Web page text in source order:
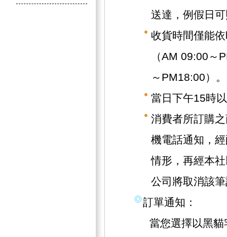
送達，例假日
收貨時間僅能
（AM 09:00～
～PM18:00）。
當日下午15時
消費者所訂購
機電話通知，
情形，再經本
公司將取消該
訂單通知：
當您選擇以黑